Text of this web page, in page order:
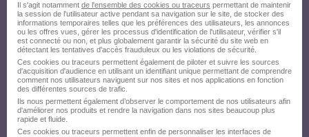
Il s'agit notamment de l'ensemble des cookies ou traceurs permettant de maintenir
la session de l'utilisateur active pendant sa navigation sur le site, de stocker des
informations temporaires telles que les préférences des utilisateurs, les annonces
ou les offres vues, gérer les processus d'identification de l'utilisateur, vérifier s'il
est connecté ou non, et plus globalement garantir la sécurité du site web en
détectant les tentatives d'accès frauduleux ou les violations de sécurité.
Ces cookies ou traceurs permettent également de piloter et suivre les sources
d'acquisition d'audience en utilisant un identifiant unique permettant de comprendre
comment nos utilisateurs naviguent sur nos sites et nos applications en fonction
des différentes sources de trafic.
Ils nous permettent également d’observer le comportement de nos utilisateurs afin
d'améliorer nos produits et rendre la navigation dans nos sites beaucoup plus
rapide et fluide.
Ces cookies ou traceurs permettent enfin de personnaliser les interfaces de